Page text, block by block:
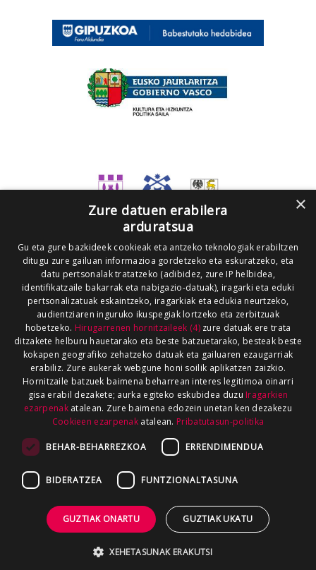
×
Zure datuen erabilera
arduratsua
Gu eta gure bazkideek cookieak eta antzeko teknologiak erabiltzen
ditugu zure gailuan informazioa gordetzeko eta eskuratzeko, eta
datu pertsonalak tratatzeko (adibidez, zure IP helbidea,
identifikatzaile bakarrak eta nabigazio-datuak), iragarki eta eduki
pertsonalizatuak eskaintzeko, iragarkiak eta edukia neurtzeko,
audientziaren inguruko ikuspegiak lortzeko eta zerbitzuak
hobetzeko. Hirugarrenen hornitzaileek (4)zure datuak ere trata
ditzakete helburu hauetarako eta beste batzuetarako, besteak beste
kokapen geografiko zehatzeko datuak eta gailuaren ezaugarriak
erabiliz. Zure aukerak webgune honi soilik aplikatzen zaizkio.
Hornitzaile batzuek baimena beharrean interes legitimoa oinarri
gisa erabil dezakete; aurka egiteko eskubidea duzu Iragarkien
ezarpenakatalean. Zure baimena edozein unetan ken dezakezu
Cookieen ezarpenak atalean. Pribatutasun-politika
BEHAR-BEHARREZKOA ERRENDIMENDUA
BIDERATZEA FUNTZIONALTASUNA
GUZTIAK ONARTU GUZTIAK UKATU
XEHETASUNAK ERAKUTSI